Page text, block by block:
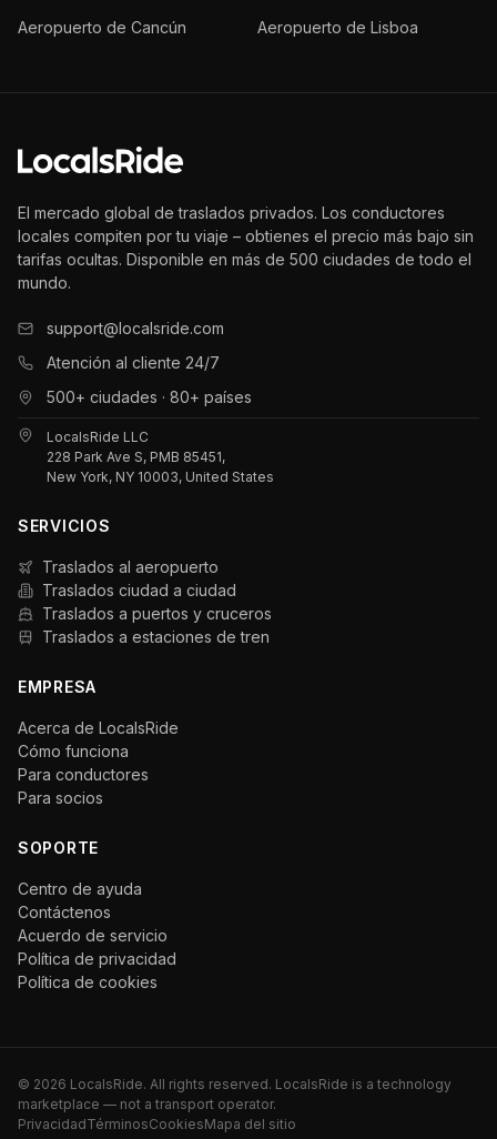
Aeropuerto de Cancún Aeropuerto de Lisboa
El mercado global de traslados privados. Los conductores
locales compiten por tu viaje – obtienes el precio más bajo sin
tarifas ocultas. Disponible en más de 500 ciudades de todo el
mundo.
support@localsride.com
Atención al cliente 24/7
500+ ciudades · 80+ países
LocalsRide LLC
228 Park Ave S, PMB 85451,
New York, NY 10003, United States
SERVICIOS
Traslados al aeropuerto
Traslados ciudad a ciudad
Traslados a puertos y cruceros
Traslados a estaciones de tren
EMPRESA
Acerca de LocalsRide
Cómo funciona
Para conductores
Para socios
SOPORTE
Centro de ayuda
Contáctenos
Acuerdo de servicio
Política de privacidad
Política de cookies
© 2026 LocalsRide. All rights reserved. LocalsRide is a technology
marketplace — not a transport operator.
PrivacidadTérminosCookiesMapa del sitio